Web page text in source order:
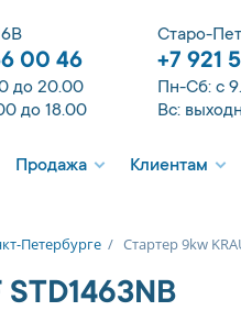
00 46
до 20.00
до 18.00
Старо-
+7 921
Пн-Сб: с
Вс:
Продажа Клиентам
Петербурге / Стартер 9kw